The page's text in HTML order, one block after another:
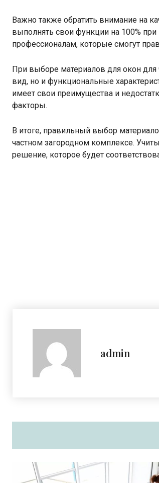
Важно также обратить внимание на
выполнять свои функции на 100%
профессионалам, которые смогут
При выборе материалов для окон
вид, но и функциональные
имеет свои преимущества и
факторы.
В итоге, правильный выбор
частном загородном комплексе.
решение, которое будет
admin